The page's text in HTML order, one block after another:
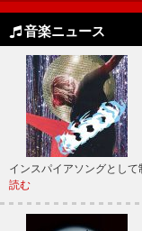
音楽ニュース
インスパイアソングとし
読む